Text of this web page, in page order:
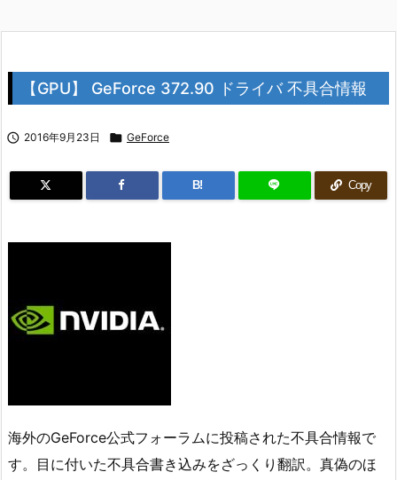
【GPU】 GeForce 372.90 ドライバ 不具合情報
 2016年9月23日  GeForce
B! Copy
海外のGeForce公式フォーラムに投稿された不具合情報で
す。目に付いた不具合書き込みをざっくり翻訳。真偽のほ